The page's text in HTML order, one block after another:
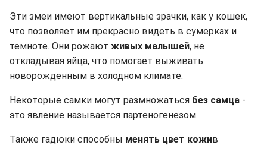
Эти змеи имеют вертикальные зрачки, как у кошек,
что позволяет им прекрасно видеть в сумерках и
темноте. Они рожают живых малышей, не
откладывая яйца, что помогает выживать
новорожденным в холодном климате.
Некоторые самки могут размножаться без самца -
это явление называется партеногенезом.
Также гадюки способны менять цвет кожив